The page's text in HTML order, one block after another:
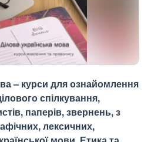
– курси для ознайомлення
спілкування,
паперів, звернень, з
лексичних,